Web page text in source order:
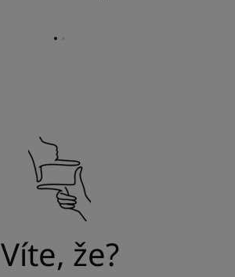
Přejít
Víte, že?